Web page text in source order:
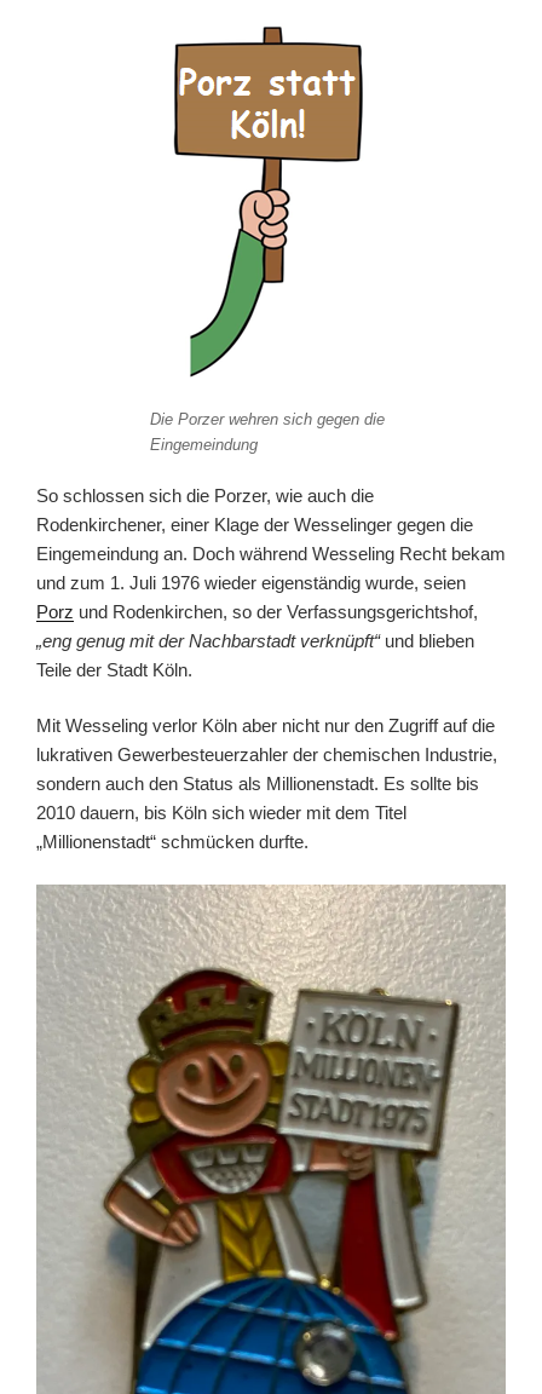
Die Porzer wehren sich gegen die
Eingemeindung
So schlossen sich die Porzer, wie auch die
Rodenkirchener, einer Klage der Wesselinger gegen die
Eingemeindung an. Doch während Wesseling Recht bekam
und zum 1. Juli 1976 wieder eigenständig wurde, seien
Porz und Rodenkirchen, so der Verfassungsgerichtshof,
„eng genug mit der Nachbarstadt verknüpft“und blieben
Teile der Stadt Köln.
Mit Wesseling verlor Köln aber nicht nur den Zugriff auf die
lukrativen Gewerbesteuerzahler der chemischen Industrie,
sondern auch den Status als Millionenstadt. Es sollte bis
2010 dauern, bis Köln sich wieder mit dem Titel
„Millionenstadt“ schmücken durfte.